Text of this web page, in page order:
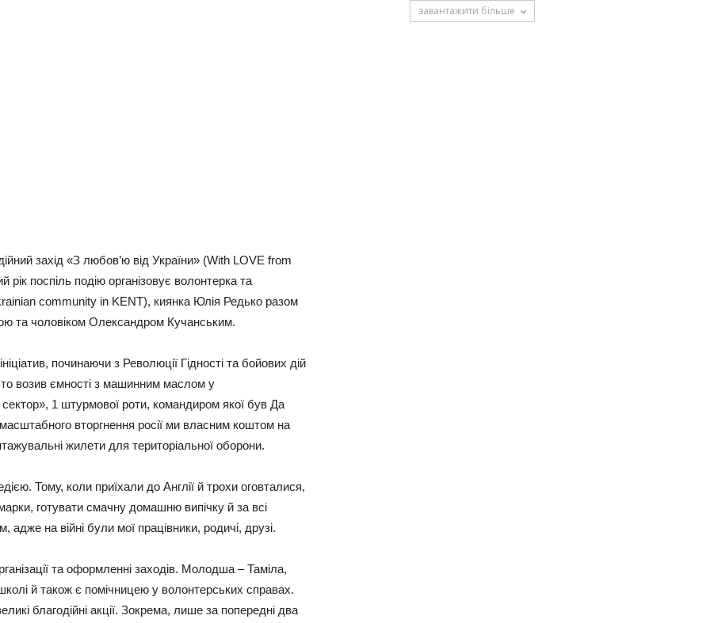
захід «З любов’ю від України» (With LOVE from
поспіль подію організовує волонтерка та
community in KENT), киянка Юлія Редько разом
та чоловіком Олександром Кучанським.
починаючи з Революції Гідності та бойових дій
возив ємності з машинним маслом у
1 штурмової роти, командиром якої був Да
вторгнення росії ми власним коштом на
жилети для територіальної оборони.
Тому, коли приїхали до Англії й трохи оговталися,
готувати смачну домашню випічку й за всі
адже на війні були мої працівники, родичі, друзі.
та оформленні заходів. Молодша – Таміла,
й також є помічницею у волонтерських справах.
благодійні акції. Зокрема, лише за попередні два
завантажити більше